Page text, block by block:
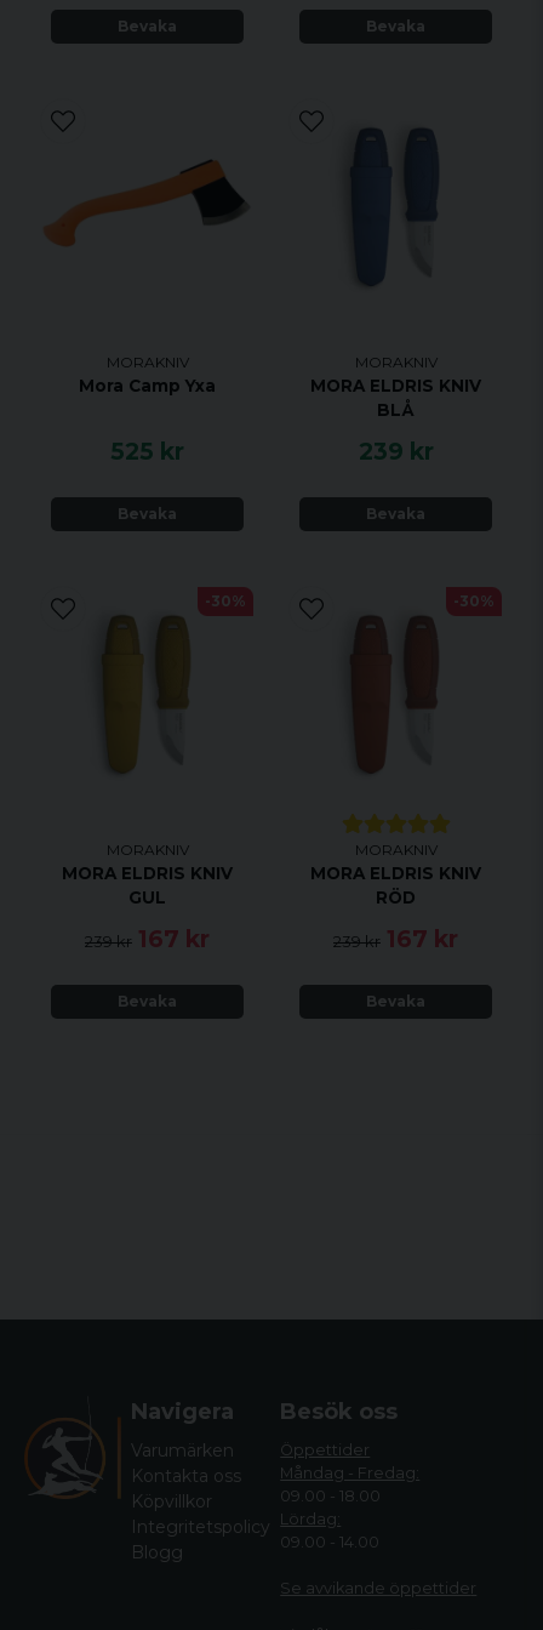
Bevaka Bevaka
MORAKNIV
Mora Camp Yxa
525 kr
Bevaka
MORAKNIV
MORA ELDRIS KNIV
BLÅ
239 kr
Bevaka
MORAKNIV
MORA ELDRIS KNIV
GUL
239 kr 167 kr
Bevaka
-30%
MORAKNIV
MORA ELDRIS KNIV
RÖD
239 kr 167 kr
Bevaka
-30%
Navigera
Varumärken
Kontakta oss
Köpvillkor
Integritetspolicy
Blogg
Besök oss
Öppettider
Måndag - Fredag:
09.00 - 18.00
Lördag:
09.00 - 14.00
Se avvikande öppettider